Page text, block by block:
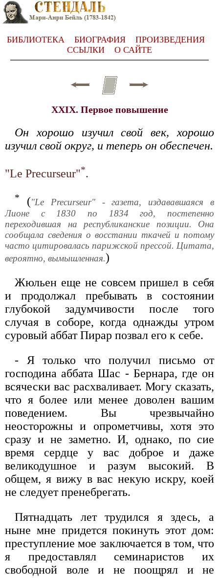
БИБЛИОТЕКА БИОГРАФИЯ
ПРОИЗВЕДЕНИЯ
ССЫЛКИ
О САЙТЕ
XXIX. Первое повышение
Он хорошо изучил свой век, хорошо
изучил свой округ, и теперь он обеспечен.
"Le Precurseur"*.
* ("Le Precurseur" - газета, издававшаяся в
Лионе с 1830 по 1834 год, постепенно
переходившая на республиканские позиции. Она
сообщала сведения о восстании ткачей и потому
часто цитировалась парижской прессой. Цитата,
вероятно, вымышленная.)
Жюльен еще не совсем пришел в себя
и продолжал пребывать в состоянии
глубокой задумчивости после того
случая в соборе, когда однажды утром
суровый аббат Пирар позвал его к себе.
- Я только что получил письмо от
господина аббата Шас - Бернара, где он
всячески вас расхваливает. Могу сказать,
что я более или менее доволен вашим
поведением. Вы чрезвычайно
неосторожны и опрометчивы, хотя это
сразу и не заметно. И, однако, по сие
время сердце у вас доброе и даже
великодушное и разум высокий. В
общем, я вижу в вас некую искру, коей
не следует пренебрегать.
Пятнадцать лет трудился я здесь, а
ныне мне придется покинуть этот дом:
преступление мое заключается в том, что
я предоставлял семинаристов их
свободной воле и не поощрял и не